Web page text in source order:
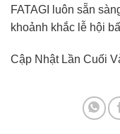
FATAGI luôn sẵn
khoảnh khắc lễ hội
Cập Nhật Lần Cuối